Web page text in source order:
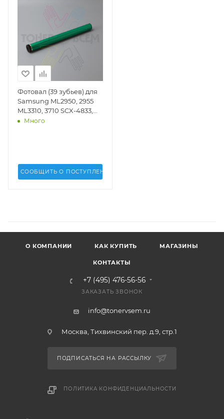
Фотовал (39 зубьев) для
Samsung ML2950, 2955
ML3310, 3710 SCX-4833,
5637 ML3750 SCX-4705,
Много
СООБЩИТЬ О ПОСТУПЛЕНИИ
О КОМПАНИИ КАК КУПИТЬ МАГАЗИНЫ
КОНТАКТЫ
+7 (495) 476-56-56
ЗАКАЗАТЬ ЗВОНОК
info@tonervsem.ru
Москва, Тихвинский пер. д.9, стр.1
ПОДПИСАТЬСЯ НА РАССЫЛКУ
ПОЛИТИКА КОНФИДЕНЦИАЛЬНОСТИ